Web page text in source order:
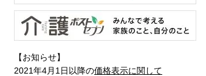
【お知らせ】
2021年4月1日以降の価格表示に関して